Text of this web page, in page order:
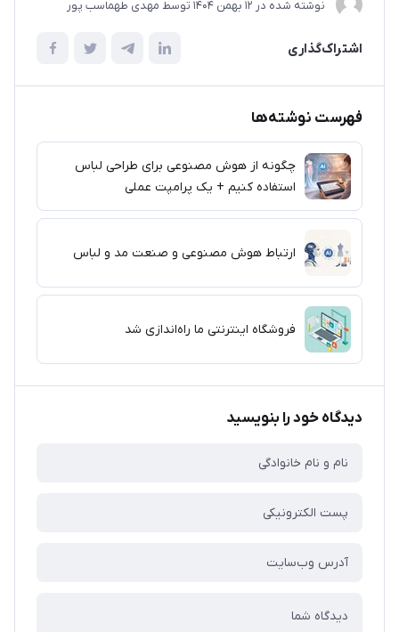
نوشته شده در 12 بهمن 1404 توسط مهدی طهماسب پور
اشتراک‌گذاری
فهرست نوشته‌ها
چگونه از هوش مصنوعی برای طراحی لباس
استفاده کنیم + یک پرامپت عملی
ارتباط هوش مصنوعی و صنعت مد و لباس
فروشگاه اینترنتی ما راه‌اندازی شد
دیدگاه خود را بنویسید